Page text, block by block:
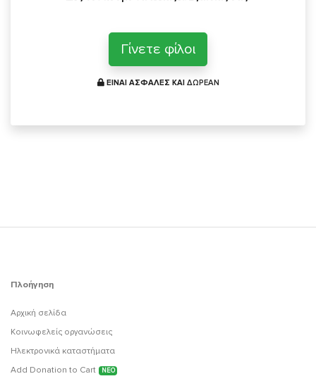
Γίνετε φίλοι
ΕΙΝΑΙ ΑΣΦΑΛΕΣ ΚΑΙ ΔΩΡΕΑΝ
Πλοήγηση
Αρχική σελίδα
Κοινωφελείς οργανώσεις
Ηλεκτρονικά καταστήματα
Add Donation to Cart
ΝΕΟ